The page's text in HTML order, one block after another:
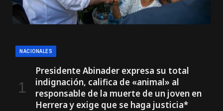
NACIONALES
Presidente Abinader expresa su total
indignación, califica de «animal» al
responsable de la muerte de un joven en
Herrera y exige que se haga justicia*